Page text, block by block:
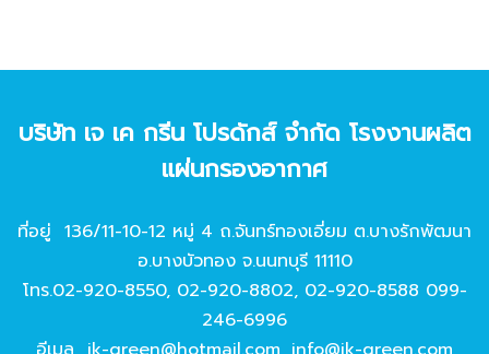
บริษัท เจ เค กรีน โปรดักส์ จํากัด โรงงานผลิต
แผ่นกรองอากาศ
ที่อยู่ 136/11-10-12 หมู่ 4 ถ.จันทร์ทองเอี่ยม ต.บางรักพัฒนา
อ.บางบัวทอง จ.นนทบุรี 11110
โทร.02-920-8550, 02-920-8802, 02-920-8588 099-
246-6996